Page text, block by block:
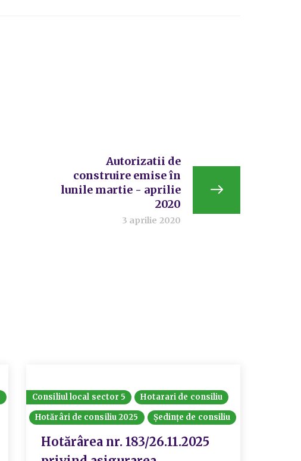
Autorizatii de
construire emise în
lunile martie - aprilie
2020
3 aprilie 2020
Consiliul local sector 5
Hotarari de consiliu
Hotărâri de consiliu 2025
Ședințe de consiliu
Hotărârea nr. 183/26.11.2025